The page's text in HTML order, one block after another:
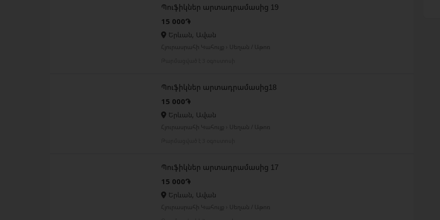
Պուֆիկներ արտադրամասից 19
15 000֏
Երևան, Ավան
Հյուրասրահի Կահույք › Սեղան / Աթոռ
Պուֆիկներ արտադրամասից18
15 000֏
Երևան, Ավան
Հյուրասրահի Կահույք › Սեղան / Աթոռ
Պուֆիկներ արտադրամասից 17
15 000֏
Երևան, Ավան
Հյուրասրահի Կահույք › Սեղան / Աթոռ